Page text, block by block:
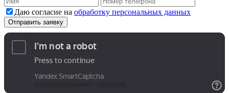
Даю согласие на обработку персональных данных